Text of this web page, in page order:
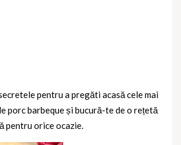
pentru a pregăti acasă cele mai
porc barbeque și bucură-te de o rețetă
pentru orice ocazie.